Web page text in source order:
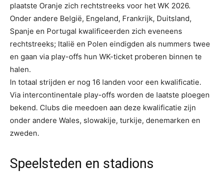
plaatste Oranje zich rechtstreeks voor het WK 2026.
Onder andere België, Engeland, Frankrijk, Duitsland,
Spanje en Portugal kwalificeerden zich eveneens
rechtstreeks; Italië en Polen eindigden als nummers twee
en gaan via play-offs hun WK-ticket proberen binnen te
halen.
In totaal strijden er nog 16 landen voor een kwalificatie.
Via intercontinentale play-offs worden de laatste ploegen
bekend. Clubs die meedoen aan deze kwalificatie zijn
onder andere Wales, slowakije, turkije, denemarken en
zweden.
Speelsteden en stadions